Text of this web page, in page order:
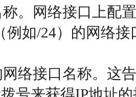
。网络接口上配
例如/24）的网络
络接口名称。这